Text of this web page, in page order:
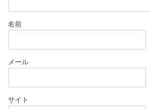
名前
メール
サイト